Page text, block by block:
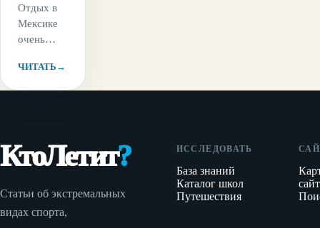
Отдых в
Мексике
очень
Прекрасные
двух
океанов,
возможности
для
ЧИТАТЬ →
КтоЛетит?
Статьи об экстремальных
видах спорта,
ИССЛЕДОВАТЬ
База знаний
Каталог школ
Путешествия